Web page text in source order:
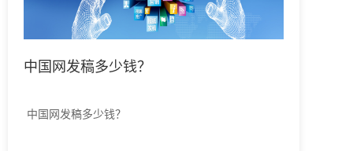
中国网发稿多少钱？
中国网发稿多少钱？